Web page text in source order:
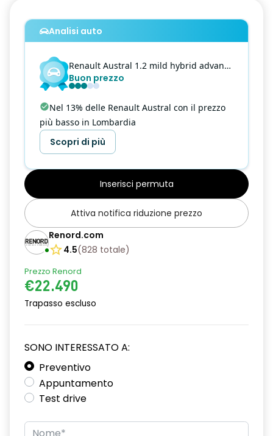
Analisi auto
Renault Austral 1.2 mild hybrid advanced 130cv equilibre
Buon prezzo
Nel 13% delle Renault Austral con il prezzo
più basso in Lombardia
Scopri di più
Inserisci permuta
Attiva notifica riduzione prezzo
Renord.com
4.5(828 totale)
Prezzo Renord
€22.490
Trapasso escluso
SONO INTERESSATO A:
Preventivo
Appuntamento
Test drive